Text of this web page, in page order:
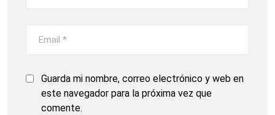
Guarda mi nombre, correo electrónico y web en
este navegador para la próxima vez que
comente.